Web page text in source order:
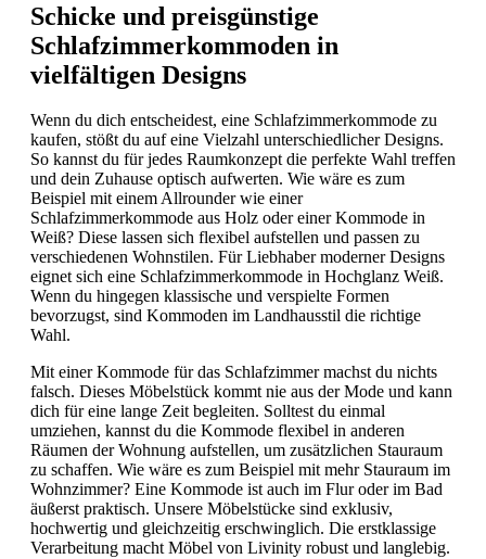
Schicke und preisgünstige
Schlafzimmerkommoden in
vielfältigen Designs
Wenn du dich entscheidest, eine Schlafzimmerkommode zu
kaufen, stößt du auf eine Vielzahl unterschiedlicher Designs.
So kannst du für jedes Raumkonzept die perfekte Wahl treffen
und dein Zuhause optisch aufwerten. Wie wäre es zum
Beispiel mit einem Allrounder wie einer
Schlafzimmerkommode aus Holz oder einer Kommode in
Weiß? Diese lassen sich flexibel aufstellen und passen zu
verschiedenen Wohnstilen. Für Liebhaber moderner Designs
eignet sich eine Schlafzimmerkommode in Hochglanz Weiß.
Wenn du hingegen klassische und verspielte Formen
bevorzugst, sind Kommoden im Landhausstil die richtige
Wahl.
Mit einer Kommode für das Schlafzimmer machst du nichts
falsch. Dieses Möbelstück kommt nie aus der Mode und kann
dich für eine lange Zeit begleiten. Solltest du einmal
umziehen, kannst du die Kommode flexibel in anderen
Räumen der Wohnung aufstellen, um zusätzlichen Stauraum
zu schaffen. Wie wäre es zum Beispiel mit mehr Stauraum im
Wohnzimmer? Eine Kommode ist auch im Flur oder im Bad
äußerst praktisch. Unsere Möbelstücke sind exklusiv,
hochwertig und gleichzeitig erschwinglich. Die erstklassige
Verarbeitung macht Möbel von Livinity robust und langlebig.